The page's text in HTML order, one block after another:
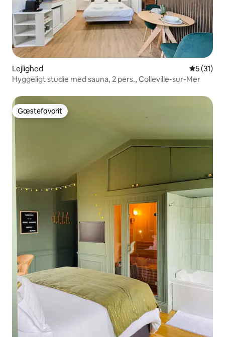
Lejlighed 5 ud af 5
5 (31)
Hyggeligt studie med sauna, 2 pers., Colleville-sur-Mer
Gæstefavorit
Gæstefavorit